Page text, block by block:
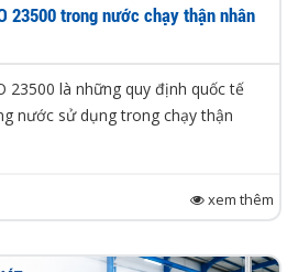
23500 trong nước chạy thận nhân
23500 là những quy định quốc tế
nước sử dụng trong chạy thận
xem thêm